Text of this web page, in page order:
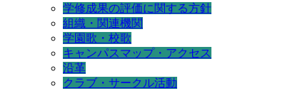
学修成果の評価に関する方針
組織・関連機関
学園歌・校歌
キャンパスマップ・アクセス
沿革
クラブ・サークル活動